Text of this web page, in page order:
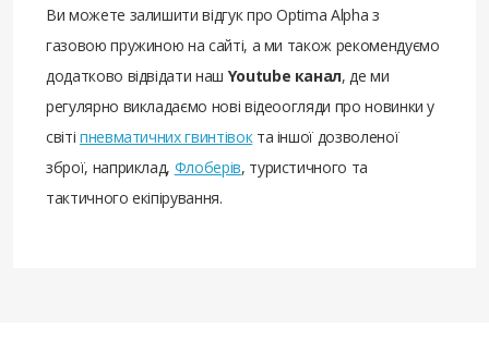
Ви можете залишити відгук про Optima Alpha з
газовою пружиною на сайті, а ми також рекомендуємо
додатково відвідати наш Youtube канал, де ми
регулярно викладаємо нові відеоогляди про новинки у
світі пневматичних гвинтівокта іншої дозволеної
зброї, наприклад, Флоберів, туристичного та
тактичного екіпірування.